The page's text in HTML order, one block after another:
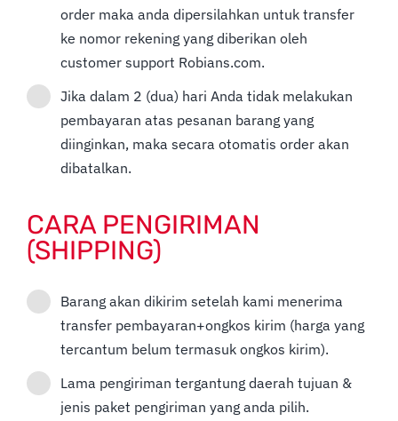
order maka anda dipersilahkan untuk transfer
ke nomor rekening yang diberikan oleh
customer support Robians.com.
Jika dalam 2 (dua) hari Anda tidak melakukan
pembayaran atas pesanan barang yang
diinginkan, maka secara otomatis order akan
dibatalkan.
CARA PENGIRIMAN
(SHIPPING)
Barang akan dikirim setelah kami menerima
transfer pembayaran+ongkos kirim (harga yang
tercantum belum termasuk ongkos kirim).
Lama pengiriman tergantung daerah tujuan &
jenis paket pengiriman yang anda pilih.